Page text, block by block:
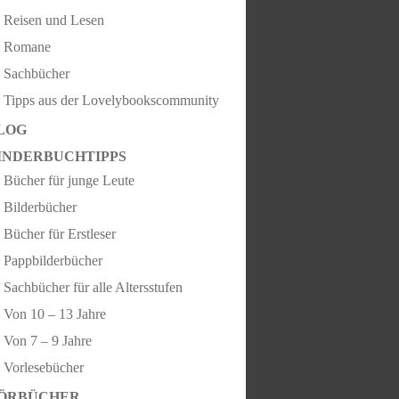
Reisen und Lesen
Romane
Sachbücher
Tipps aus der Lovelybookscommunity
Bücher für junge Leute
Bilderbücher
Bücher für Erstleser
Pappbilderbücher
Sachbücher für alle Altersstufen
Von 10 – 13 Jahre
Von 7 – 9 Jahre
Vorlesebücher